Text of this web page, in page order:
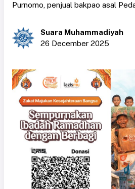
Purnomo, penjual bakpao asal
Suara Muhammadiyah
26 December 2025